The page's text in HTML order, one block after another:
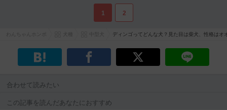
1 2
ディンゴってどんな犬？見た目は柴犬、性格はオ
合わせて読みたい
この記事を読んだあなたにおすすめ